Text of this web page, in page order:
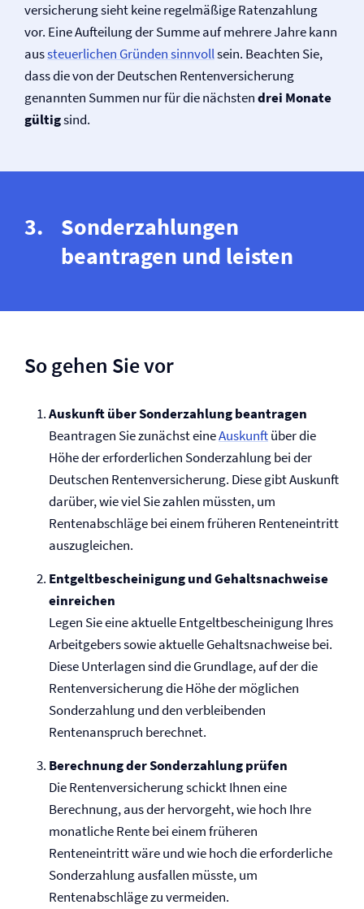
versicherung sieht keine regelmäßige Ratenzahlung
vor. Eine Aufteilung der Summe auf mehrere Jahre kann
aussteuerlichen Gründen sinnvollsein. Beachten Sie,
dass die von der Deutschen Renten­versicherung
genannten Summen nur für die nächstendrei Monate
gültigsind.
Sonderzahlungen
beantragen und leisten
So gehen Sie vor
Auskunft über Sonderzahlung beantragen
Beantragen Sie zunächst eineAuskunftüber die
Höhe der erforderlichen Sonderzahlung bei der
Deutschen Renten­versicherung. Diese gibt Auskunft
darüber, wie viel Sie zahlen müssten, um
Rentenabschläge bei einem früheren Renteneintritt
auszugleichen.
Entgeltbescheinigung und Gehaltsnachweise
einreichen
Legen Sie eine aktuelle Entgeltbescheinigung Ihres
Arbeitgebers sowie aktuelle Gehaltsnachweise bei.
Diese Unterlagen sind die Grundlage, auf der die
Renten­versicherung die Höhe der möglichen
Sonderzahlung und den verbleibenden
Rentenanspruch berechnet.
Berechnung der Sonderzahlung prüfen
Die Renten­versicherung schickt Ihnen eine
Berechnung, aus der hervorgeht, wie hoch Ihre
monatliche Rente bei einem früheren
Renteneintritt wäre und wie hoch die erforderliche
Sonderzahlung ausfallen müsste, um
Rentenabschläge zu vermeiden.